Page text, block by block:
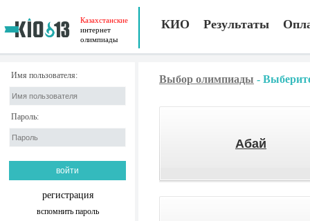
Казахстанские
интернет
олимпиады
КИО Результаты
Имя пользователя:
Пароль:
регистрация
вспомнить пароль
Выбор олимпиады -
Абай